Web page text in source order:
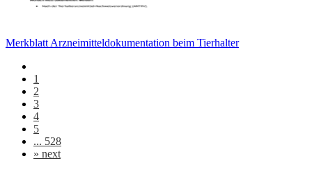
Merkblatt Arzneimitteldokumentation beim Tierhalter
1
2
3
4
5
... 528
» next